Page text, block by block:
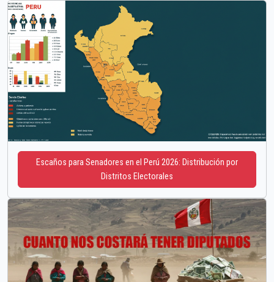
Escaños para Senadores en el Perú 2026: Distribución por
Distritos Electorales